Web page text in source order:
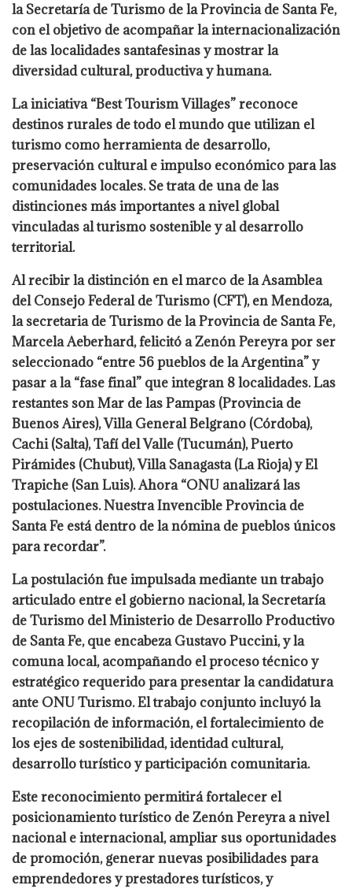
la Secretaría de Turismo de la Provincia de Santa Fe,
con el objetivo de acompañar la internacionalización
de las localidades santafesinas y mostrar la
diversidad cultural, productiva y humana.
La iniciativa “Best Tourism Villages” reconoce
destinos rurales de todo el mundo que utilizan el
turismo como herramienta de desarrollo,
preservación cultural e impulso económico para las
comunidades locales. Se trata de una de las
distinciones más importantes a nivel global
vinculadas al turismo sostenible y al desarrollo
territorial.
Al recibir la distinción en el marco de la Asamblea
del Consejo Federal de Turismo (CFT), en Mendoza,
la secretaria de Turismo de la Provincia de Santa Fe,
Marcela Aeberhard, felicitó a Zenón Pereyra por ser
seleccionado “entre 56 pueblos de la Argentina” y
pasar a la “fase final” que integran 8 localidades. Las
restantes son Mar de las Pampas (Provincia de
Buenos Aires), Villa General Belgrano (Córdoba),
Cachi (Salta), Tafí del Valle (Tucumán), Puerto
Pirámides (Chubut), Villa Sanagasta (La Rioja) y El
Trapiche (San Luis). Ahora “ONU analizará las
postulaciones. Nuestra Invencible Provincia de
Santa Fe está dentro de la nómina de pueblos únicos
para recordar”.
La postulación fue impulsada mediante un trabajo
articulado entre el gobierno nacional, la Secretaría
de Turismo del Ministerio de Desarrollo Productivo
de Santa Fe, que encabeza Gustavo Puccini, y la
comuna local, acompañando el proceso técnico y
estratégico requerido para presentar la candidatura
ante ONU Turismo. El trabajo conjunto incluyó la
recopilación de información, el fortalecimiento de
los ejes de sostenibilidad, identidad cultural,
desarrollo turístico y participación comunitaria.
Este reconocimiento permitirá fortalecer el
posicionamiento turístico de Zenón Pereyra a nivel
nacional e internacional, ampliar sus oportunidades
de promoción, generar nuevas posibilidades para
emprendedores y prestadores turísticos, y